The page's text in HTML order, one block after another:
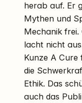
herab auf. Er
Mythen und
Mechanik frei.
lacht nicht
Kunze A
die
Ethik. Das
auch das